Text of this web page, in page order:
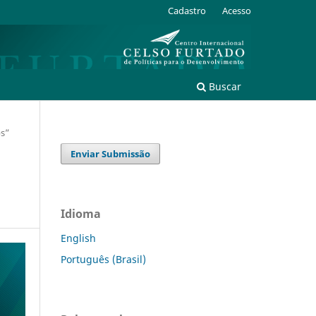
Buscar
Cadastro Acesso
Enviar Submissão
Idioma
English
Português (Brasil)